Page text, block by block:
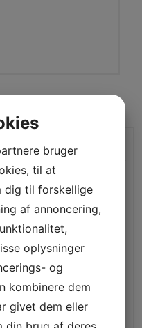
Offers, Promotions,
Leader – 317
Tips, Preview, Bog
523
bruger
til at
dig til forskellige
af annoncering,
oplysninger
og
kombinere dem
givet dem eller